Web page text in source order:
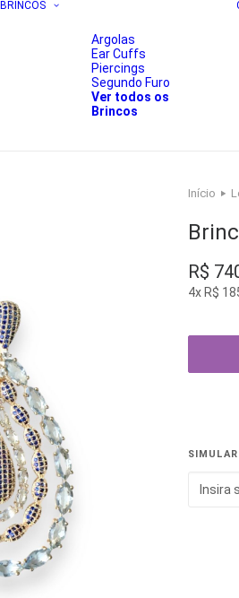
BRINCOS
Argolas
Ear Cuffs
Piercings
Segundo Furo
Ver todos os
Brincos
Início
R$
4x R$